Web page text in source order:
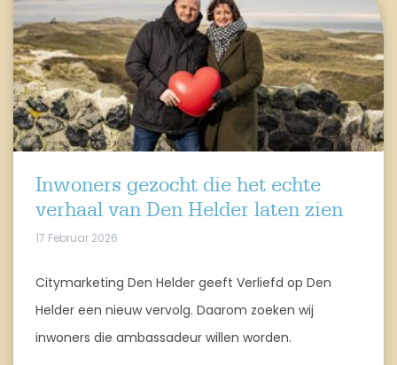
Inwoners gezocht die het echte
verhaal van Den Helder laten zien
17 Februar 2026
Citymarketing Den Helder geeft Verliefd op Den
Helder een nieuw vervolg. Daarom zoeken wij
inwoners die ambassadeur willen worden.